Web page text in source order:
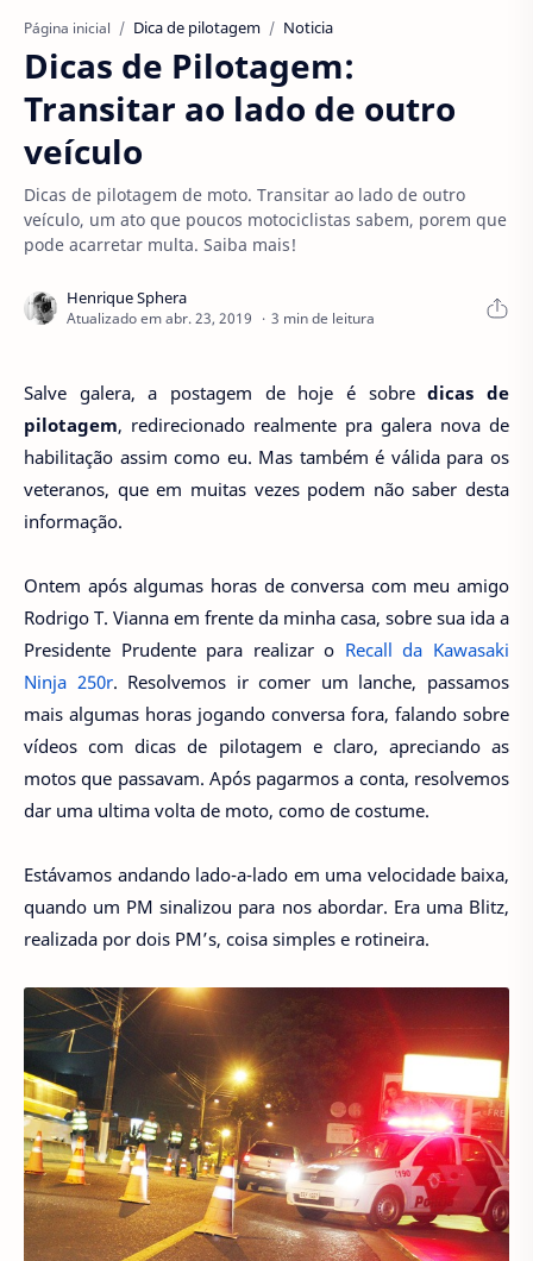
Página inicial Dica de pilotagem Noticia
Dicas de Pilotagem:
Transitar ao lado de outro
veículo
Dicas de pilotagem de moto. Transitar ao lado de outro
veículo, um ato que poucos motociclistas sabem, porem que
pode acarretar multa. Saiba mais!
3 min de leitura
Salve galera, a postagem de hoje é sobredicas de
pilotagem, redirecionado realmente pra galera nova de
habilitação assim como eu. Mas também é válida para os
veteranos, que em muitas vezes podem não saber desta
informação.
Ontem após algumas horas de conversa com meu amigo
Rodrigo T. Vianna em frente da minha casa, sobre sua ida a
Presidente Prudente para realizar o Recall da Kawasaki
Ninja 250r. Resolvemos ir comer um lanche, passamos
mais algumas horas jogando conversa fora, falando sobre
vídeos com dicas de pilotagem e claro, apreciando as
motos que passavam. Após pagarmos a conta, resolvemos
dar uma ultima volta de moto, como de costume.
Estávamos andando lado-a-lado em uma velocidade baixa,
quando um PM sinalizou para nos abordar. Era uma Blitz,
realizada por dois PM’s, coisa simples e rotineira.